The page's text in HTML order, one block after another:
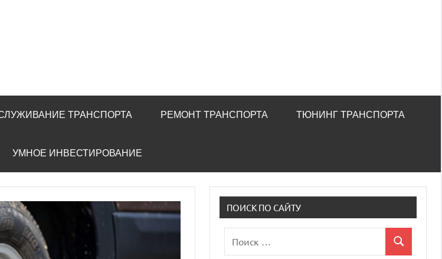
ТРАНСПОРТА РЕМОНТ ТРАНСПОРТА ТЮНИНГ ТРАНСПОРТА
УМНОЕ ИНВЕСТИРОВАНИЕ
ПОИСК ПО САЙТУ
для:
Поиск